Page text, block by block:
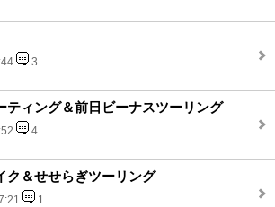
3
ティング＆前日ビーナスツーリング
4
ク＆せせらぎツーリング
1